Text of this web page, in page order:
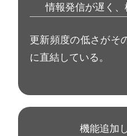
情報発信が遅く
更新頻度の低さがそ
に直結している。
機能追加